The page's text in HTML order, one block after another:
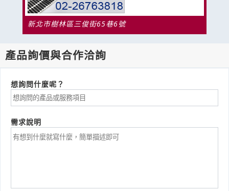
新北市樹林區三俊街65巷6號
產品詢價與合作洽詢
想詢問什麼呢？
需求說明